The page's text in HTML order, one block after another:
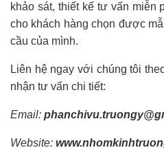
khảo sát, thiết kế tư vấn miễn
cho khách hàng chọn được
cầu của mình.
Liên hệ ngay với chúng tôi
nhận tư vấn chi tiết:
Email:
Website: